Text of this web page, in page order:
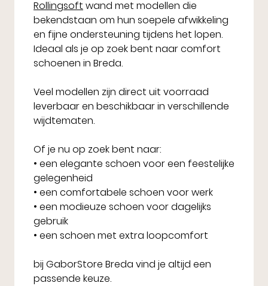
Rollingsoft wand met modellen die
bekendstaan om hun soepele afwikkeling
en fijne ondersteuning tijdens het lopen.
Ideaal als je op zoek bent naar comfort
schoenen in Breda.
Veel modellen zijn direct uit voorraad
leverbaar en beschikbaar in verschillende
wijdtematen.
Of je nu op zoek bent naar:
• een elegante schoen voor een feestelijke
gelegenheid
• een comfortabele schoen voor werk
• een modieuze schoen voor dagelijks
gebruik
• een schoen met extra loopcomfort
bij GaborStore Breda vind je altijd een
passende keuze.